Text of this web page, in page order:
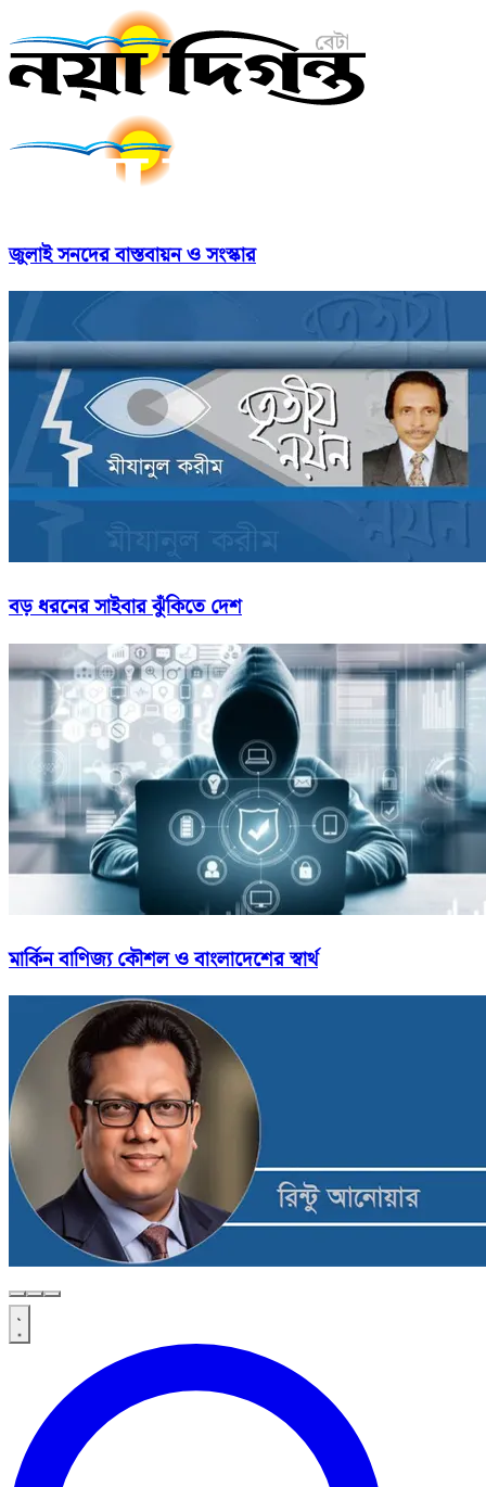
জুলাই সনদের বাস্তবায়ন ও সংস্কার
বড় ধরনের সাইবার ঝুঁকিতে দেশ
মার্কিন বাণিজ্য কৌশল ও বাংলাদেশের স্বার্থ